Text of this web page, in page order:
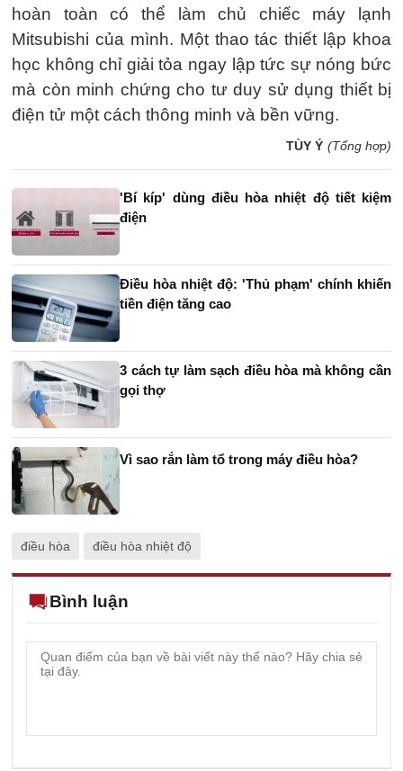
hoàn toàn có thể làm chủ chiếc máy lạnh
Mitsubishi của mình. Một thao tác thiết lập khoa
học không chỉ giải tỏa ngay lập tức sự nóng bức
mà còn minh chứng cho tư duy sử dụng thiết bị
điện tử một cách thông minh và bền vững.
TÙY Ý (Tổng hợp)
'Bí kíp' dùng điều hòa nhiệt độ tiết kiệm
điện
Điều hòa nhiệt độ: 'Thủ phạm' chính khiến
tiền điện tăng cao
3 cách tự làm sạch điều hòa mà không cần
gọi thợ
Vì sao rắn làm tổ trong máy điều hòa?
điều hòa điều hòa nhiệt độ
Bình luận